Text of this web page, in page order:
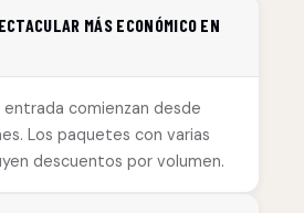
MÁS ECONÓMICO EN
comienzan desde
Los paquetes con varias
descuentos por volumen.